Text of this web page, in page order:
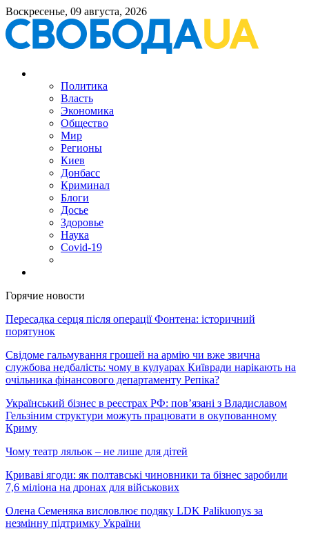
Воскресенье, 09 августа, 2026
Политика
Власть
Экономика
Общество
Мир
Регионы
Киев
Донбасс
Криминал
Блоги
Досье
Здоровье
Наука
Covid-19
Горячие новости
Пересадка серця після операції Фонтена: історичний
порятунок
Свідоме гальмування грошей на армію чи вже звична
службова недбалість: чому в кулуарах Київради нарікають на
очільника фінансового департаменту Репіка?
Український бізнес в реєстрах РФ: пов’язані з Владиславом
Гельзіним структури можуть працювати в окупованному
Криму
Чому театр ляльок – не лише для дітей
Криваві ягоди: як полтавські чиновники та бізнес заробили
7,6 міліона на дронах для військових
Олена Семеняка висловлює подяку LDK Palikuonys за
незмінну підтримку України